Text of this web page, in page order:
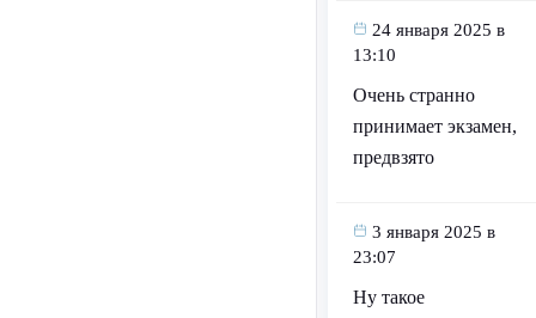
24 января 2025 в
13:10
Очень странно
принимает экзамен,
предвзято
3 января 2025 в
23:07
Ну такое